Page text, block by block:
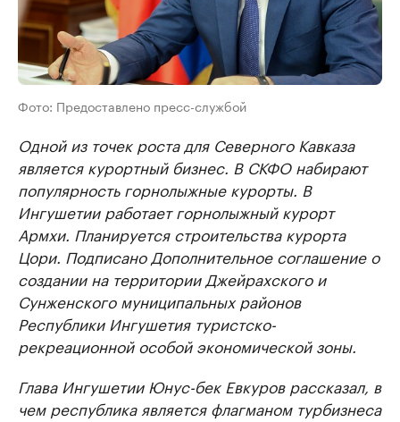
Фото: Предоставлено пресс-службой
Одной из точек роста для Северного Кавказа
является курортный бизнес. В СКФО набирают
популярность горнолыжные курорты. В
Ингушетии работает горнолыжный курорт
Армхи. Планируется строительства курорта
Цори. Подписано Дополнительное соглашение о
создании на территории Джейрахского и
Сунженского муниципальных районов
Республики Ингушетия туристско-
рекреационной особой экономической зоны.
Глава Ингушетии Юнус-бек Евкуров рассказал, в
чем республика является флагманом турбизнеса